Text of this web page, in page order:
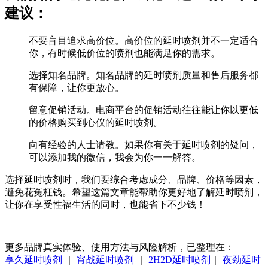
建议：
不要盲目追求高价位。高价位的延时喷剂并不一定适合
你，有时候低价位的喷剂也能满足你的需求。
选择知名品牌。知名品牌的延时喷剂质量和售后服务都
有保障，让你更放心。
留意促销活动。电商平台的促销活动往往能让你以更低
的价格购买到心仪的延时喷剂。
向有经验的人士请教。如果你有关于延时喷剂的疑问，
可以添加我的微信，我会为你一一解答。
选择延时喷剂时，我们要综合考虑成分、品牌、价格等因素，
避免花冤枉钱。希望这篇文章能帮助你更好地了解延时喷剂，
让你在享受性福生活的同时，也能省下不少钱！
更多品牌真实体验、使用方法与风险解析，已整理在：
享久延时喷剂
宵战延时喷剂 2H2D延时喷剂
夜劲延时